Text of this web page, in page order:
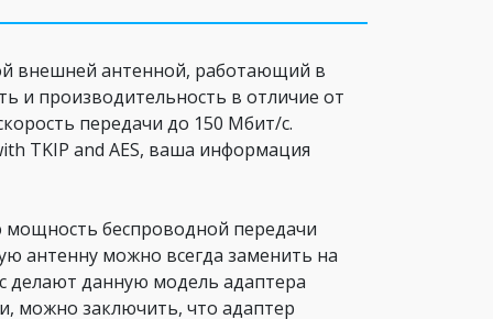
внешней антенной, работающий в
и производительность в отличие от
передачи до 150 Мбит/с.
TKIP and AES, ваша информация
мощность беспроводной передачи
антенну можно всегда заменить на
делают данную модель адаптера
можно заключить, что адаптер